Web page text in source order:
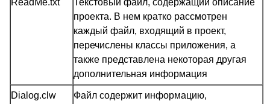
ReadMe.txt
Текстовый файл, содержащий описание
проекта. В нем кратко рассмотрен
каждый файл, входящий в проект,
перечислены классы приложения, а
также представлена некоторая другая
дополнительная информация
Dialog.clw
Файл содержит информацию,